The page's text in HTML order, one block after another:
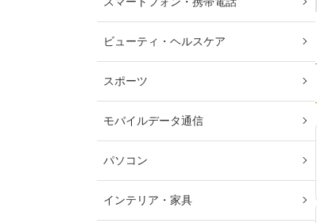
ビューティ・ヘルスケア
スポーツ
モバイルデータ通信
パソコン
インテリア・家具